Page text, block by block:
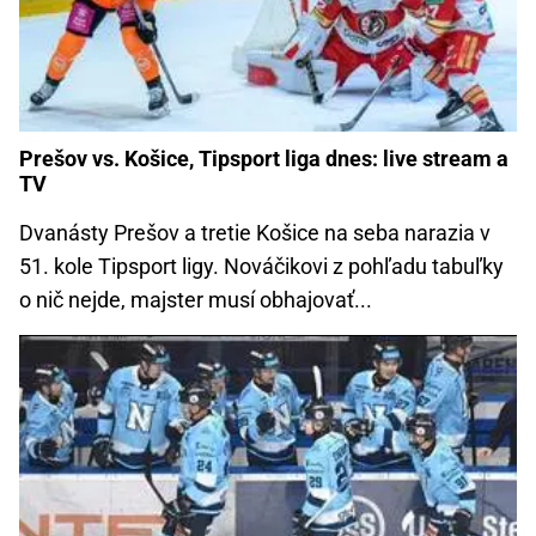
Prešov vs. Košice, Tipsport liga dnes: live stream a
TV
Dvanásty Prešov a tretie Košice na seba narazia v
51. kole Tipsport ligy. Nováčikovi z pohľadu tabuľky
o nič nejde, majster musí obhajovať...